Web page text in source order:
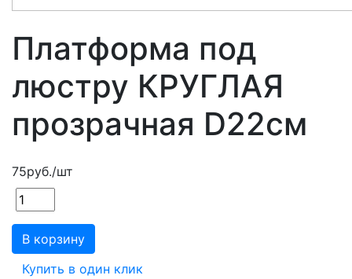
Платформа под
люстру КРУГЛАЯ
прозрачная D22см
75руб./шт
В корзину
Купить в один клик